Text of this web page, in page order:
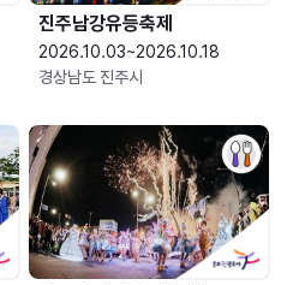
진주남강유등축제
2026.10.03~2026.10.18
경상남도 진주시